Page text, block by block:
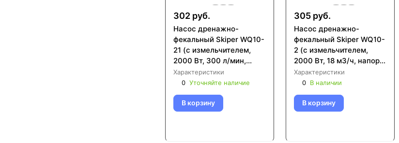
302 руб.
Насос дренажнo-
фекальный Skiper WQ10-
21 (с измельчителем,
2000 Вт, 300 л/мин,
чугун, попл.выкл)
Характеристики
0 Уточняйте наличие
В корзину
305 руб.
Насос дренажнo-
фекальный Skiper WQ10-
2 (с измельчителем,
2000 Вт, 18 м3/ч, напор
до 10 м, попл.выкл)
Характеристики
0 В наличии
В корзину